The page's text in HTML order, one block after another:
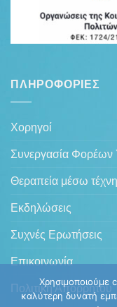
ΠΛΗΡΟΦΟΡΊΕΣ
Χορηγοί
Συνεργασία Φορέων
Θεραπεία μέσω
Εκδηλώσεις
Συχνές Ερωτήσεις
Επικοινωνία
Πολιτική Απορρήτου
Χρησιμοποιούμε
καλύτερη δυνατή